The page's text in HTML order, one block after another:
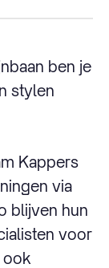
ben je
stylen
Kappers
via
blijven hun
voor
ook